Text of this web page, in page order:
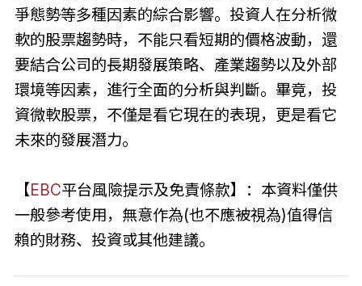
爭態勢等多種因素的綜合影響。投資人在分析微
軟的股票趨勢時，不能只看短期的價格波動，還
要結合公司的長期發展策略、產業趨勢以及外部
環境等因素，進行全面的分析與判斷。畢竟，投
資微軟股票，不僅是看它現在的表現，更是看它
未來的發展潛力。
【EBC平台風險提示及免責條款】：本資料僅供
一般參考使用，無意作為(也不應被視為)值得信
賴的財務、投資或其他建議。